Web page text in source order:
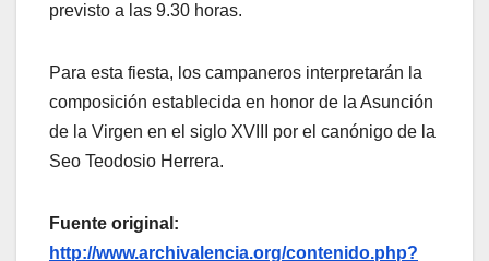
previsto a las 9.30 horas.
Para esta fiesta, los campaneros interpretarán la
composición establecida en honor de la Asunción
de la Virgen en el siglo XVIII por el canónigo de la
Seo Teodosio Herrera.
Fuente original:
http://www.archivalencia.org/contenido.php?